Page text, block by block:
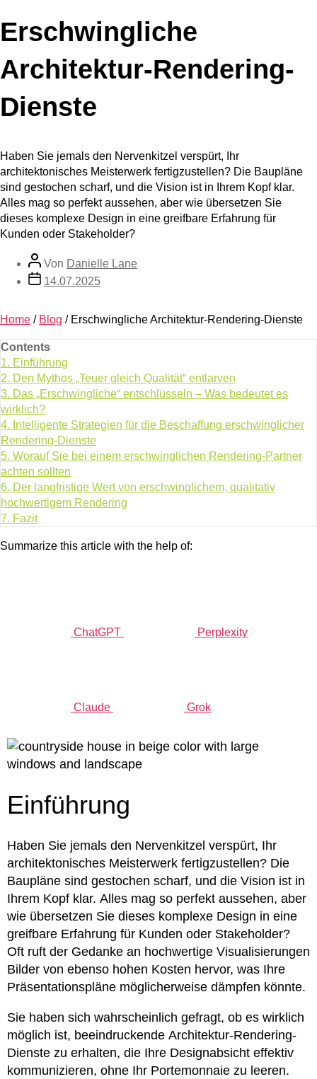
Erschwingliche
Architektur-Rendering-
Dienste
Haben Sie jemals den Nervenkitzel verspürt, Ihr
architektonisches Meisterwerk fertigzustellen? Die Baupläne
sind gestochen scharf, und die Vision ist in Ihrem Kopf klar.
Alles mag so perfekt aussehen, aber wie übersetzen Sie
dieses komplexe Design in eine greifbare Erfahrung für
Kunden oder Stakeholder?
Von Danielle Lane
14.07.2025
Home / Blog / Erschwingliche Architektur-Rendering-Dienste
Contents
1. Einführung
2. Den Mythos „Teuer gleich Qualität“ entlarven
3. Das „Erschwingliche“ entschlüsseln – Was bedeutet es
wirklich?
4. Intelligente Strategien für die Beschaffung erschwinglicher
Rendering-Dienste
5. Worauf Sie bei einem erschwinglichen Rendering-Partner
achten sollten
6. Der langfristige Wert von erschwinglichem, qualitativ
hochwertigem Rendering
7. Fazit
Summarize this article with the help of:
ChatGPT Perplexity
Claude Grok
Einführung
Haben Sie jemals den Nervenkitzel verspürt, Ihr
architektonisches Meisterwerk fertigzustellen? Die
Baupläne sind gestochen scharf, und die Vision ist in
Ihrem Kopf klar. Alles mag so perfekt aussehen, aber
wie übersetzen Sie dieses komplexe Design in eine
greifbare Erfahrung für Kunden oder Stakeholder?
Oft ruft der Gedanke an hochwertige Visualisierungen
Bilder von ebenso hohen Kosten hervor, was Ihre
Präsentationspläne möglicherweise dämpfen könnte.
Sie haben sich wahrscheinlich gefragt, ob es wirklich
möglich ist, beeindruckende Architektur-Rendering-
Dienste zu erhalten, die Ihre Designabsicht effektiv
kommunizieren, ohne Ihr Portemonnaie zu leeren.